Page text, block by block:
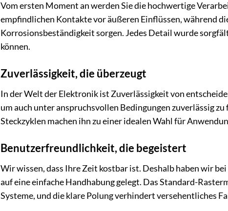
Vom ersten Moment an werden Sie die hochwertige
empfindlichen Kontakte vor äußeren Einflüssen, während
Korrosionsbeständigkeit sorgen. Jedes Detail wurde
können.
Zuverlässigkeit, die überzeugt
In der Welt der Elektronik ist Zuverlässigkeit von
um auch unter anspruchsvollen Bedingungen zuverlässig
Steckzyklen machen ihn zu einer idealen Wahl für
Benutzerfreundlichkeit, die begeistert
Wir wissen, dass Ihre Zeit kostbar ist. Deshalb haben wir
auf eine einfache Handhabung gelegt. Das Standard-
Systeme, und die klare Polung verhindert versehentliches